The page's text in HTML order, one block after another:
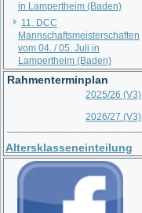
in Lampertheim (Baden)
11. DCC
Mannschaftsmeisterschaften
vom 04. / 05. Juli in
Lampertheim (Baden)
Rahmenterminplan
2025/26 (V3)
2026/27 (V3)
Altersklasseneinteilung